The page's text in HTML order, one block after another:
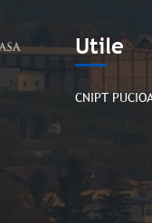
Utile
CNIPT